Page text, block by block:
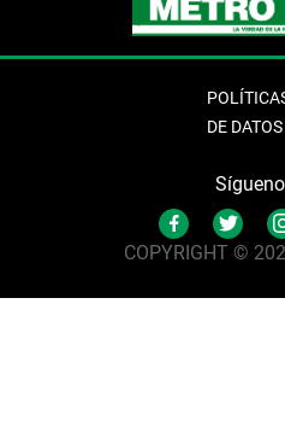
DE DATOS
COPYRIGHT ©